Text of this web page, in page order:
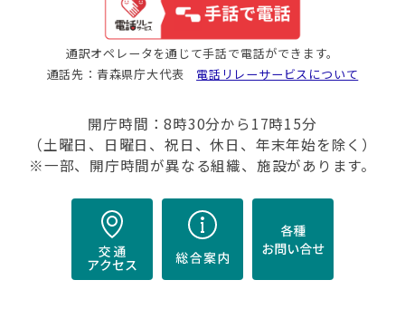
通訳オペレータを通じて手話で電話ができます。
通話先：青森県庁大代表 電話リレーサービスについて
開庁時間：8時30分から17時15分
（土曜日、日曜日、祝日、休日、年末年始を除く）
※一部、開庁時間が異なる組織、施設があります。